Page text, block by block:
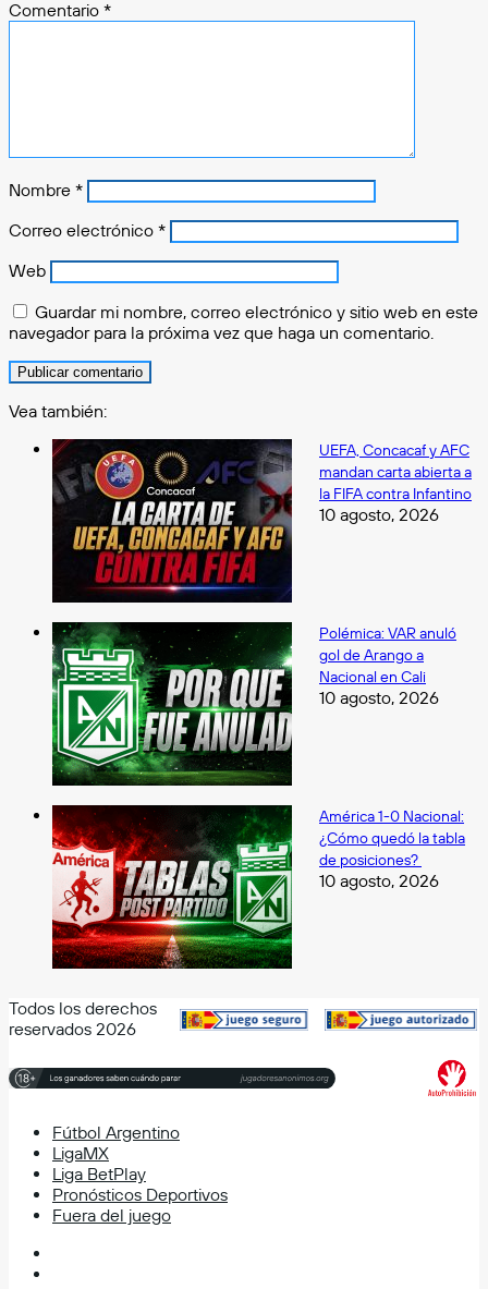
Comentario *
Nombre *
Correo electrónico *
Web
Guardar mi nombre, correo electrónico y sitio web en este
navegador para la próxima vez que haga un comentario.
Vea también:
UEFA, Concacaf y AFC
mandan carta abierta a
la FIFA contra Infantino
10 agosto, 2026
Polémica: VAR anuló
gol de Arango a
Nacional en Cali
10 agosto, 2026
América 1-0 Nacional:
¿Cómo quedó la tabla
de posiciones?
10 agosto, 2026
Todos los derechos
reservados 2026
Fútbol Argentino
LigaMX
Liga BetPlay
Pronósticos Deportivos
Fuera del juego